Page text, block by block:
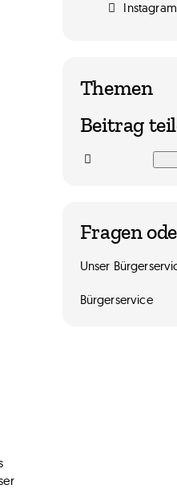
Themen
Beitrag
Fragen
Unser
Bürgerservice